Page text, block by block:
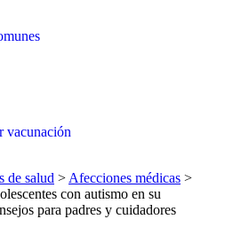
vacunación
de salud > Afecciones médicas >
con autismo en su
para padres y cuidadores